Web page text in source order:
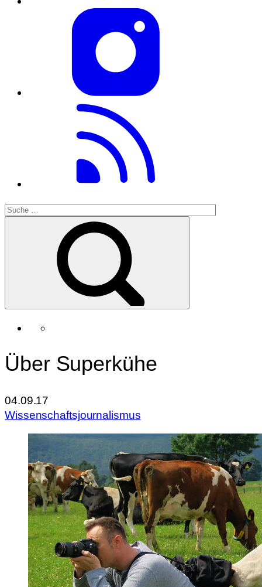
Über Superkühe
04.09.17
Wissenschaftsjournalismus